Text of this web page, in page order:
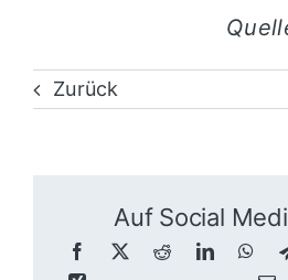
Zurück
Auf Social